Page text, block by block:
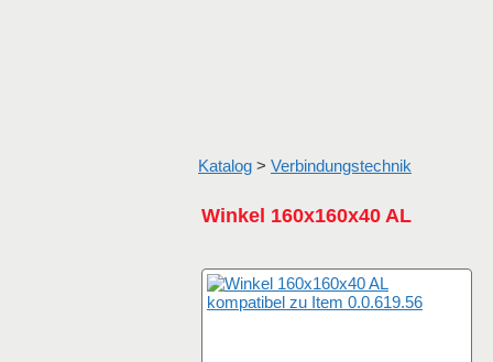
Katalog > Verbindungstechnik
Winkel 160x160x40 AL